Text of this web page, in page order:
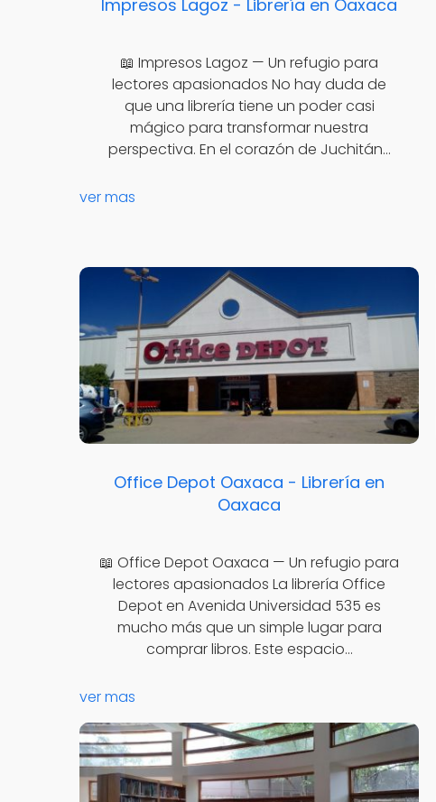
Impresos Lagoz - Librería en Oaxaca
📖 Impresos Lagoz — Un refugio para
lectores apasionados No hay duda de
que una librería tiene un poder casi
mágico para transformar nuestra
perspectiva. En el corazón de Juchitán…
ver mas
Office Depot Oaxaca - Librería en
Oaxaca
📖 Office Depot Oaxaca — Un refugio para
lectores apasionados La librería Office
Depot en Avenida Universidad 535 es
mucho más que un simple lugar para
comprar libros. Este espacio…
ver mas